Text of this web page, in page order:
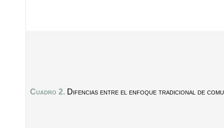
Cuadro 2.Difencias entre el enfoque tradicional de